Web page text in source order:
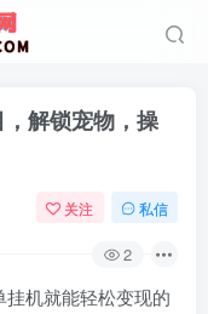
解锁宠物，操
关注 私信
2
机就能轻松变现的